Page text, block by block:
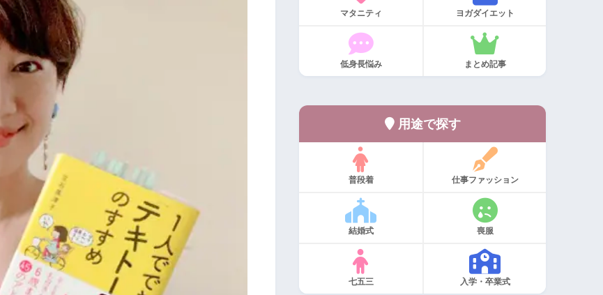
マタニティ ヨガダイエット
低身長悩み まとめ記事
用途で探す
普段着 仕事ファッション
結婚式 喪服
七五三 入学・卒業式